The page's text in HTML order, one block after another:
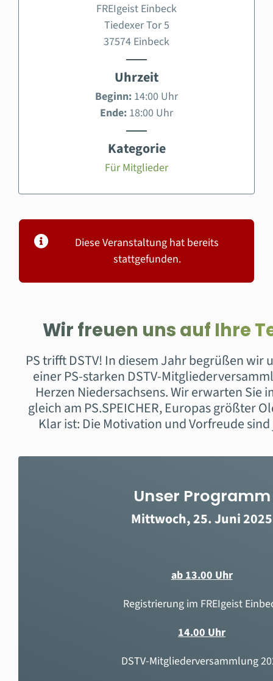
FREIgeist Einbeck
Tiedexer Tor 5
37574 Einbeck
Uhrzeit
Beginn: 14:00 Uhr
Ende: 18:00 Uhr
Kategorie
Für Mitglieder
Diese Veranstaltung hat bereits
stattgefunden.
Wir freuen uns auf Ihre
PS trifft DSTV! In diesem Jahr begrüßen wir
einer PS-starken DSTV-
Herzen Niedersachsens. Wir erwarten Sie
gleich am PS.SPEICHER, Europas größter
Klar ist: Die Motivation und Vorfreude
Unser Programm
Mittwoch, 25. Juni 2025
ab 13.00 Uhr
Registrierung im FREIgeist
14.00 Uhr
DSTV-Mitgliederversammlung